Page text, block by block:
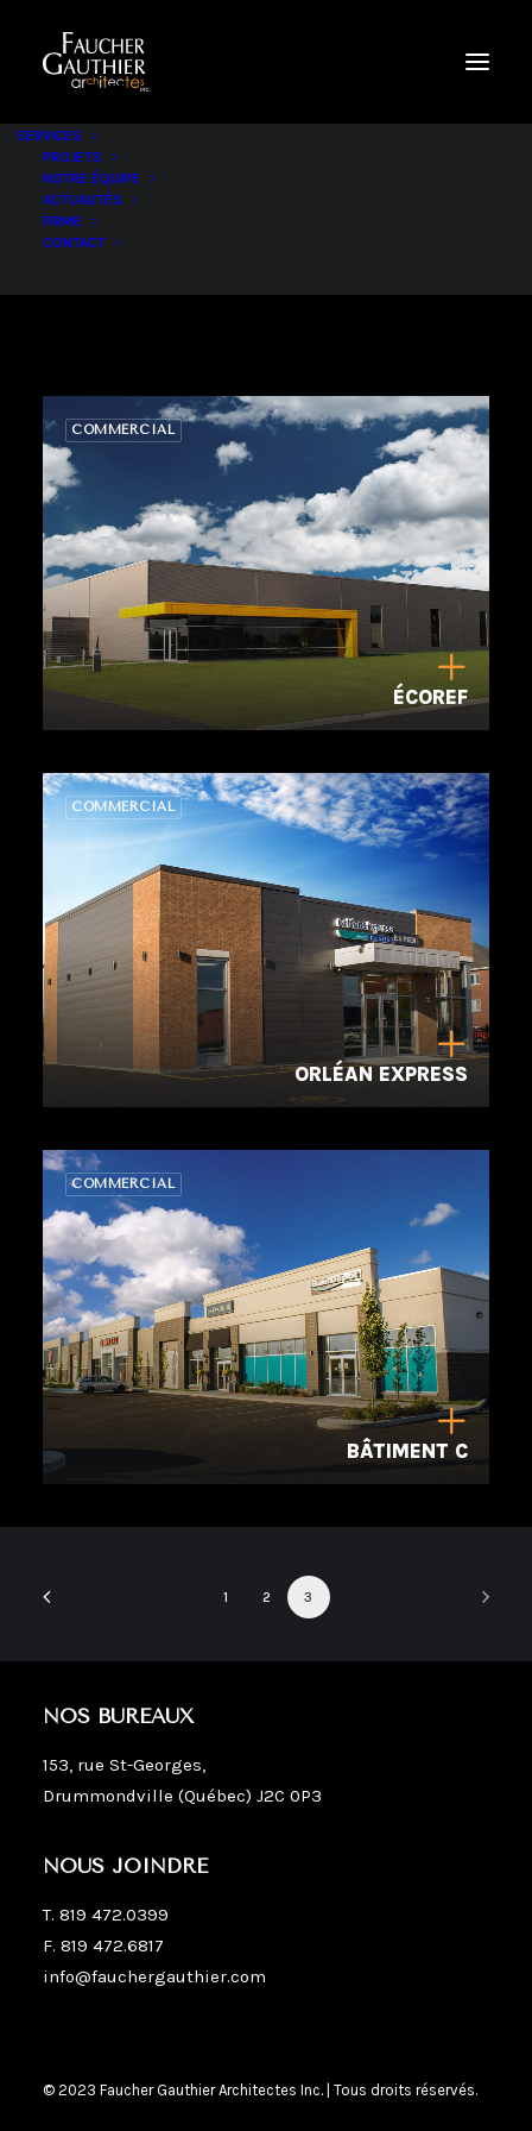
SERVICES
PROJETS
NOTRE ÉQUIPE
ACTUALITÉS
FIRME
CONTACT
ARCHIVES PROJET
COMMERCIAL
ÉCOREF
COMMERCIAL
ORLÉAN EXPRESS
COMMERCIAL
BÂTIMENT C
1 2 3
NOS BUREAUX
153, rue St-Georges,
Drummondville (Québec) J2C 0P3
NOUS JOINDRE
T. 819 472.0399
F. 819 472.6817
info@fauchergauthier.com
© 2023 Faucher Gauthier Architectes Inc. | Tous droits réservés.